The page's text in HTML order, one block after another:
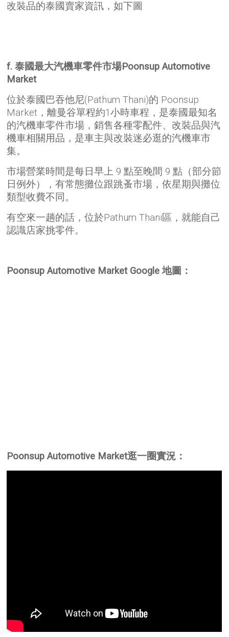
改裝品的泰國賣家資訊，如下圖
f. 泰國最大汽機車零件市場Poonsup Automotive
Market
位於泰國巴吞他尼(Pathum Thani)的 Poonsup
Market，離曼谷單程約1小時車程，是泰國最知名
的汽機車零件市場，銷售各種零配件、改裝品與汽
機車相關用品，是車主與改裝迷必逛的汽機車市
集。
市場營業時間是每日早上 9 點至晚間 9 點（部分節
日例外），有常態攤位跟跳蚤市場，依星期與攤位
類型收費不同。
有空來一趟的話，位於Pathum Thani區，就能自己
認識店家挑零件。
Poonsup Automotive Market Google 地圖：
Poonsup Automotive Market逛一圈實況：